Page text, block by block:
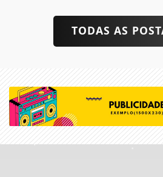
TODAS AS